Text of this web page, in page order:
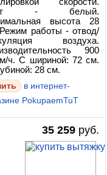
- белый.
высота 28
работы - отвод/
воздуха.
900
ч. С шириной: 72 см.
28 см.
в интернет-
PokupaemTuT
35 259 руб.